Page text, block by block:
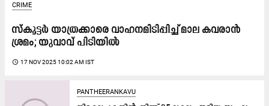
CRIME
സ്കൂട്ടർ യാത്രക്കാരെ വാഹനമിടിപ്പിച്ച് മാല കവരാൻ
ശ്രമം; യുവാവ് പിടിയിൽ
access_time 17 NOV 2025 10:02 AM IST
PANTHEERANKAVU